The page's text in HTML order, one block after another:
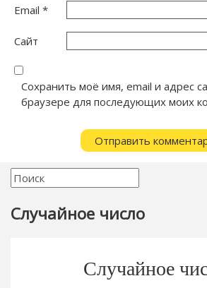
Email *
Сайт
Сохранить моё имя, email и адрес
браузере для последующих моих
Случайное число
Случайное